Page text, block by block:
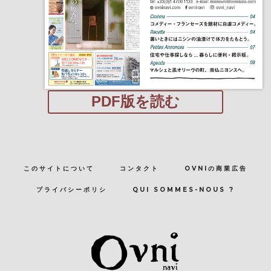
PDF版を読む
このサイトについて コンタクト OVNIの商業広告
プライバシーポリシ QUI SOMMES-NOUS ?